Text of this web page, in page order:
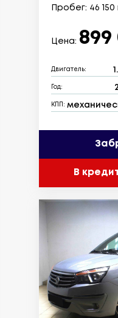
Пробег: 46 150
Цена: 899
Двигатель:
Год:
КПП:
В